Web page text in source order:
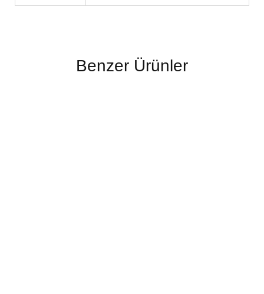
Benzer Ürünler